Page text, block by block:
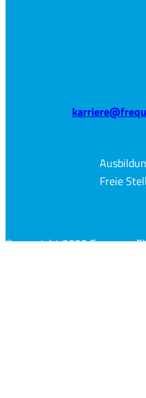
Freie
© copyright 2025 Frequenz